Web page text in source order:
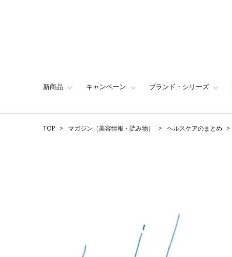
新商品 キャンペーン ブランド・シリーズ
TOP マガジン（美容情報・読み物） ヘルスケアのまとめ